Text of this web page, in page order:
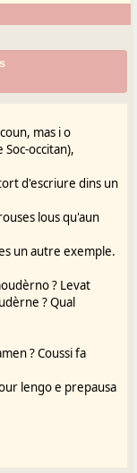
mas i o
occitan),
d'escriure dins un
lous qu'aun
un autre exemple.
? Levat
? Qual
? Coussi fa
lengo e prepausa